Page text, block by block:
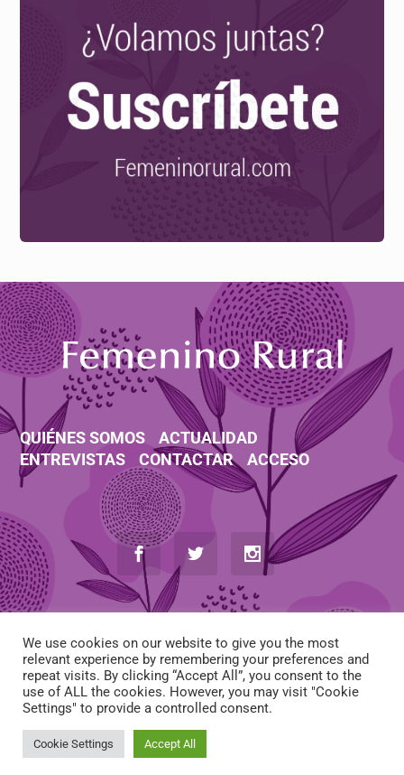
QUIÉNES SOMOS
ACTUALIDAD
ENTREVISTAS
CONTACTAR ACCESO
AVISO LEGAL-POLÍTICA DE COOKIES-POLÍTICA DE PRIVACIDAD
We use cookies on our website to give you the most
relevant experience by remembering your preferences and
repeat visits. By clicking “Accept All”, you consent to the
use of ALL the cookies. However, you may visit "Cookie
Settings" to provide a controlled consent.
Cookie Settings Accept All